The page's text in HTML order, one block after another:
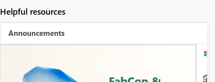
Helpful resources
Announcements